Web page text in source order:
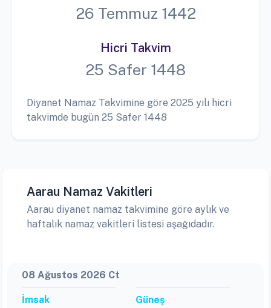
26 Temmuz 1442
Hicri Takvim
25 Safer 1448
Diyanet Namaz Takvimine göre 2025 yılı hicri
takvimde bugün 25 Safer 1448
Aarau Namaz Vakitleri
Aarau diyanet namaz takvimine göre aylık ve
haftalık namaz vakitleri listesi aşağıdadır.
08 Ağustos 2026 Ct
İmsak
Güneş